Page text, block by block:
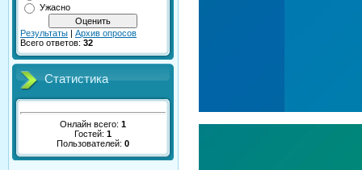
Ужасно
Результаты | Архив опросов
Всего ответов: 32
Статистика
Онлайн всего: 1
Гостей: 1
Пользователей: 0